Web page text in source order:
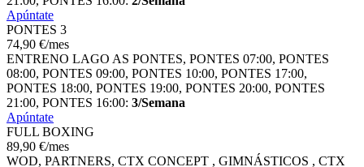
Apúntate
PONTES 3
74,90 €/mes
ENTRENO LAGO AS PONTES, PONTES 07:00, PONTES
08:00, PONTES 09:00, PONTES 10:00, PONTES 17:00,
PONTES 18:00, PONTES 19:00, PONTES 20:00, PONTES
21:00, PONTES 16:00: 3/Semana
Apúntate
FULL BOXING
89,90 €/mes
WOD, PARTNERS, CTX CONCEPT , GIMNÁSTICOS , CTX